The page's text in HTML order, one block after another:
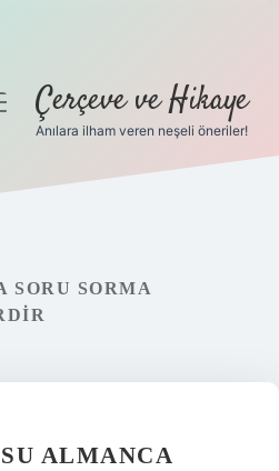
Çerçeve ve Hikaye
Anılara ilham veren neşeli öneriler!
SORU SORMA
ALMANCA